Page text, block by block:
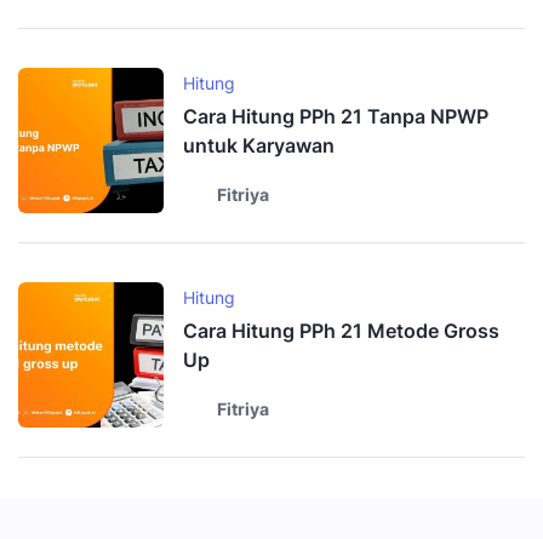
Hitung
Cara Hitung PPh 21 Tanpa NPWP
untuk Karyawan
Fitriya
Hitung
Cara Hitung PPh 21 Metode Gross
Up
Fitriya